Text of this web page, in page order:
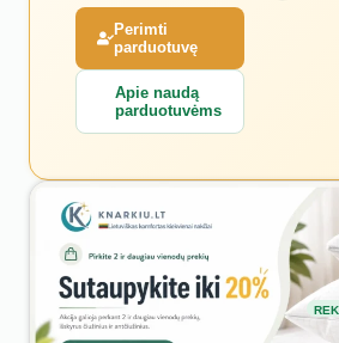
Perimti
parduotuvę
Apie naudą
parduotuvėms